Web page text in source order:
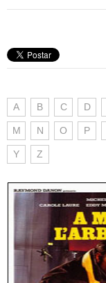
A B C D
M N O P
Y Z